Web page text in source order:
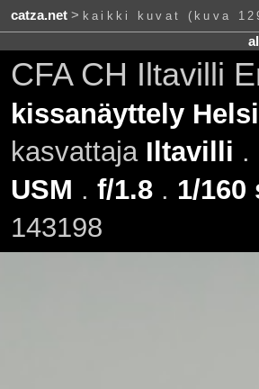
catza.net> kaikki kuvat (kuva
CFA CH Iltavilli
kissanäyttely
kasvattaja Iltavilli .
USM . f/1.8. 1/160
143198